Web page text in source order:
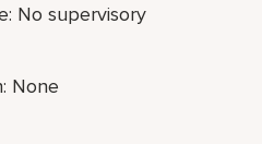
No supervisory
None